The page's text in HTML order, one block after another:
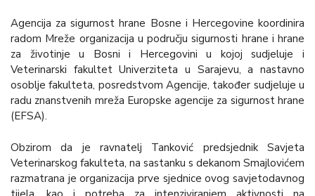
Agencija za sigurnost hrane Bosne i Hercegovine koordinira
radom Mreže organizacija u području sigurnosti hrane i hrane
za životinje u Bosni i Hercegovini u kojoj sudjeluje i
Veterinarski fakultet Univerziteta u Sarajevu, a nastavno
osoblje fakulteta, posredstvom Agencije, također sudjeluje u
radu znanstvenih mreža Europske agencije za sigurnost hrane
(EFSA).
Obzirom da je ravnatelj Tanković predsjednik Savjeta
Veterinarskog fakulteta, na sastanku s dekanom Smajlovićem
razmatrana je organizacija prve sjednice ovog savjetodavnog